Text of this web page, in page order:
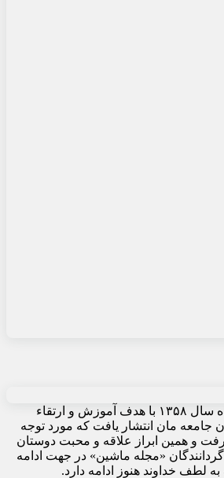
«مجله ماشین» از مهرماه سال ۱۳۵۸ با هدف آموزش و ارتقاء
مان انتشار یافت که مورد توجه
و همین ابراز علاقه و محبت دوستان
«مجله ماشین» در جهت ادامه
لطف خداوند هنوز ادامه دارد.